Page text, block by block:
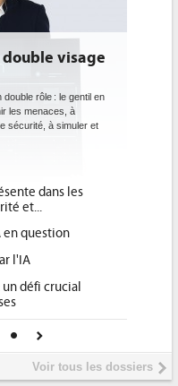
visage
rôle : le gentil en
les menaces, à
sécurité, à simuler et
dans les
et...
en question
l'IA
défi crucial
pour une IA
Voir tous les dossiers